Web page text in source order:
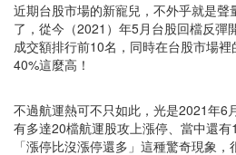
近期台股市場的新寵兒，不外乎就是聲
了，從今（2021）年5月台股回檔反彈
成交額排行前10名，同時在台股市場
40%這麼高！
不過航運熱可不只如此，光是2021年6
有多達20檔航運股攻上漲停、當中還
「漲停比沒漲停還多」這種驚奇現象